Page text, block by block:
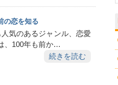
の恋を知る
気のあるジャンル、恋愛
、100年も前か…
続きを読む